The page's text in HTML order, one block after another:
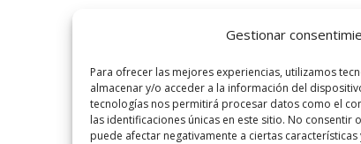
Gestionar
Para ofrecer las mejores experiencias, utilizamos
almacenar y/o acceder a la información del
tecnologías nos permitirá procesar datos como el
las identificaciones únicas en este sitio. No consentir
puede afectar negativamente a ciertas características